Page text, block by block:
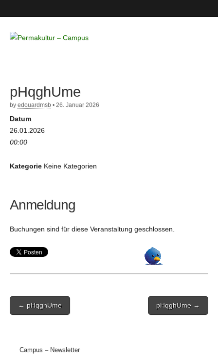
– Campus
pHqghUme
by edouardmsb • 26. Januar 2026
Datum
26.01.2026
00:00
Kategorie Keine Kategorien
Anmeldung
Buchungen sind für diese Veranstaltung geschlossen.
Post
navigation
← pHqghUme pHqghUme →
Campus – Newsletter